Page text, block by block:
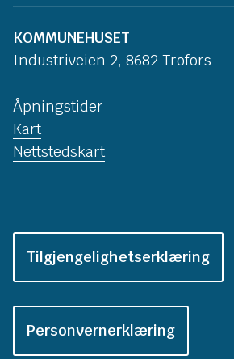
KOMMUNEHUSET
Industriveien 2, 8682 Trofors
Åpningstider
Kart
Nettstedskart
Tilgjengelighetserklæring
Personvernerklæring